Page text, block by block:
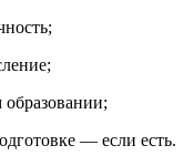
— если есть.